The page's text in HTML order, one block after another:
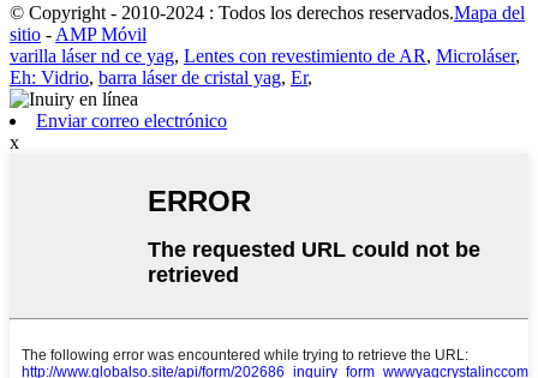
© Copyright - 2010-2024 : Todos los derechos reservados.Mapa del
sitio - AMP Móvil
varilla láser nd ce yag, Lentes con revestimiento de AR, Microláser,
Eh: Vidrio, barra láser de cristal yag, Er,
Enviar correo electrónico
x